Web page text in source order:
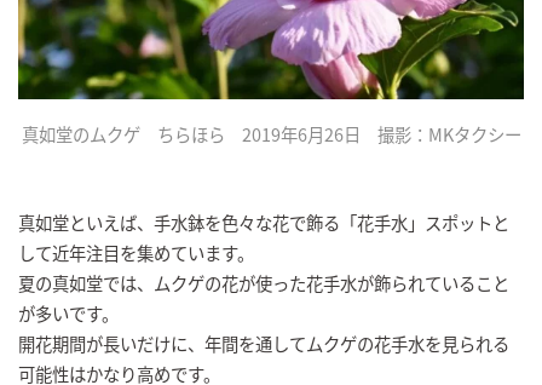
真如堂のムクゲ ちらほら 2019年6月26日 撮影：MKタクシー
真如堂といえば、手水鉢を色々な花で飾る「花手水」スポットと
して近年注目を集めています。
夏の真如堂では、ムクゲの花が使った花手水が飾られていること
が多いです。
開花期間が長いだけに、年間を通してムクゲの花手水を見られる
可能性はかなり高めです。